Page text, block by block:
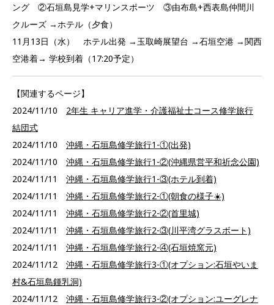
ング ②石垣島見学+マリンスポーツ ③由布島+西表島仲間川
クルーズ →ホテル（夕食）
11月13日（水） ホテル出発 →玉取崎展望台 →石垣空港 →関西
空港着→ 学校到着（17:20予定）
【関連するページ】
2024/11/10 2年生 キャリア進学・介護福祉士コース修学旅行
結団式
2024/11/10 沖縄・石垣島修学旅行1-①(出発)
2024/11/10 沖縄・石垣島修学旅行1-②(沖縄県営平和祈念公園)
2024/11/11 沖縄・石垣島修学旅行1-③(ホテル到着)
2024/11/11 沖縄・石垣島修学旅行2-①(朝食の様子☀️)
2024/11/11 沖縄・石垣島修学旅行2-②(首里城)
2024/11/11 沖縄・石垣島修学旅行2-③(川平湾グラスボート)
2024/11/11 沖縄・石垣島修学旅行2-④(石垣焼窯元)
2024/11/12 沖縄・石垣島修学旅行3-①(オプション:石垣やいま
村&石垣島鍾乳洞)
2024/11/12 沖縄・石垣島修学旅行3-②(オプション:ユーグレナ